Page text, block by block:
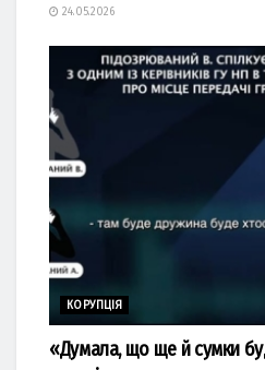
24.05.2026
КОРУПЦІЯ
«Думала, що ще й сумки